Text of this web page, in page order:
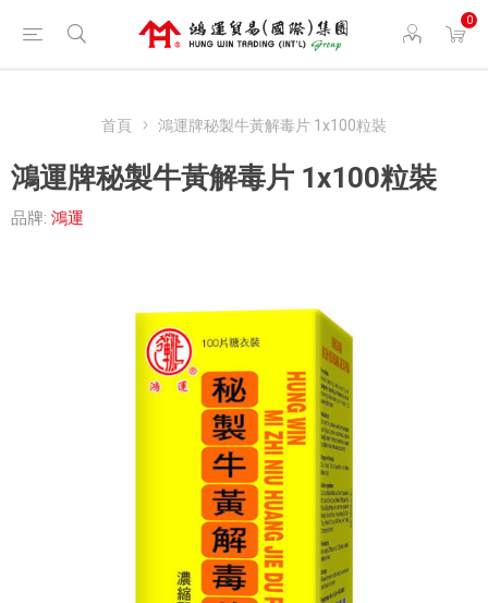
0
首頁 鴻運牌秘製牛黃解毒片 1x100粒裝
鴻運牌秘製牛黃解毒片 1x100粒裝
品牌: 鴻運